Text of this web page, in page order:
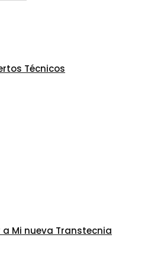
Técnicos
a Mi nueva Transtecnia